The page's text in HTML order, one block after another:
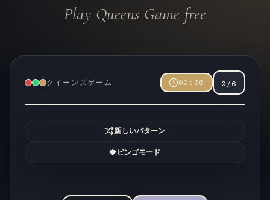
Play Queens Game free
クイーンズゲーム 00:00 0/6
新しいパターン
🍓 ビンゴモード